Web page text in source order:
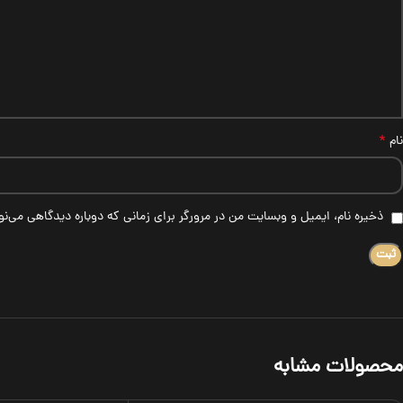
نام *
ذخیره نام، ایمیل و وبسایت من در مرورگر برای زمانی که دوباره دیدگاهی
محصولات مشابه